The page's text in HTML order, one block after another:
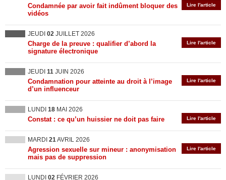
Lire l'article
Condamnée par avoir fait indûment bloquer des
vidéos
JEUDI 02 JUILLET 2026
Lire l'article
Charge de la preuve : qualifier d’abord la
signature électronique
JEUDI 11 JUIN 2026
Lire l'article
Condamnation pour atteinte au droit à l’image
d’un influenceur
LUNDI 18 MAI 2026
Lire l'article
Constat : ce qu’un huissier ne doit pas faire
MARDI 21AVRIL 2026
Lire l'article
Agression sexuelle sur mineur : anonymisation
mais pas de suppression
LUNDI 02 FÉVRIER 2026